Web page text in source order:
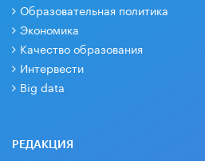
Образовательная политика
Экономика
Качество образования
Интервести
Big data
РЕДАКЦИЯ